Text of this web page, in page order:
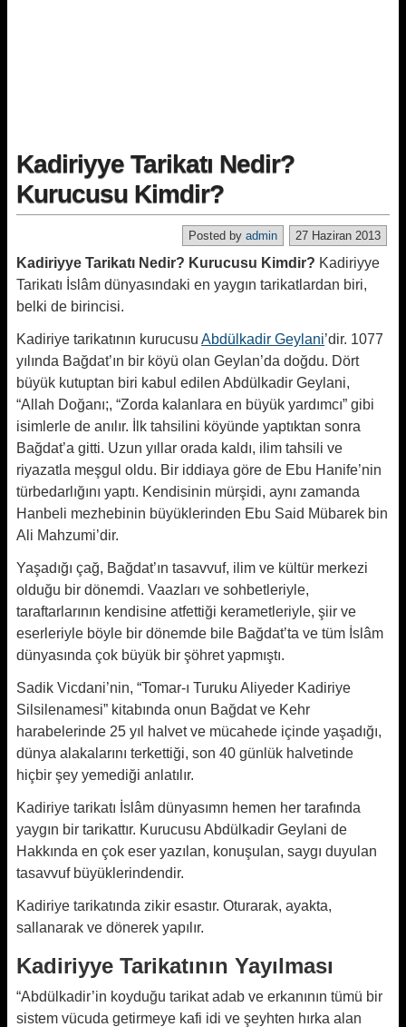
Kadiriyye Tarikatı Nedir?
Kurucusu Kimdir?
27 Haziran 2013
Posted by admin
Kadiriyye Tarikatı Nedir? Kurucusu Kimdir? Kadiriyye
Tarikatı İslâm dünyasındaki en yaygın tarikatlardan biri,
belki de birincisi.
Kadiriye tarikatının kurucusu Abdülkadir Geylani’dir. 1077
yılında Bağdat’ın bir köyü olan Geylan’da doğdu. Dört
büyük kutuptan biri kabul edilen Abdülkadir Geylani,
“Allah Doğanı;, “Zorda kalanlara en büyük yardımcı” gibi
isimlerle de anılır. İlk tahsilini köyünde yaptıktan sonra
Bağdat’a gitti. Uzun yıllar orada kaldı, ilim tahsili ve
riyazatla meşgul oldu. Bir iddiaya göre de Ebu Hanife’nin
türbedarlığını yaptı. Kendisinin mürşidi, aynı zamanda
Hanbeli mezhebinin büyüklerinden Ebu Said Mübarek bin
Ali Mahzumi’dir.
Yaşadığı çağ, Bağdat’ın tasavvuf, ilim ve kültür merkezi
olduğu bir dönemdi. Vaazları ve sohbetleriyle,
taraftarlarının kendisine atfettiği kerametleriyle, şiir ve
eserleriyle böyle bir dönemde bile Bağdat’ta ve tüm İslâm
dünyasında çok büyük bir şöhret yapmıştı.
Sadik Vicdani’nin, “Tomar-ı Turuku Aliyeder Kadiriye
Silsilenamesi” kitabında onun Bağdat ve Kehr
harabelerinde 25 yıl halvet ve mücahede içinde yaşadığı,
dünya alakalarını terkettiği, son 40 günlük halvetinde
hiçbir şey yemediği anlatılır.
Kadiriye tarikatı İslâm dünyasımn hemen her tarafında
yaygın bir tarikattır. Kurucusu Abdülkadir Geylani de
Hakkında en çok eser yazılan, konuşulan, saygı duyulan
tasavvuf büyüklerindendir.
Kadiriye tarikatında zikir esastır. Oturarak, ayakta,
sallanarak ve dönerek yapılır.
Kadiriyye Tarikatının Yayılması
“Abdülkadir’in koyduğu tarikat adab ve erkanının tümü bir
sistem vücuda getirmeye kafi idi ve şeyhten hırka alan